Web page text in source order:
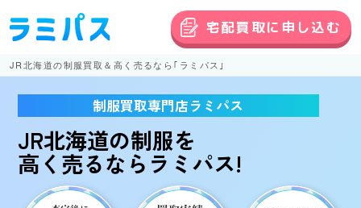
JR北海道の制服買取＆高く売るなら｢ラミパス｣
宅配買取に申し込む
制服買取専門店ラミパス
JR北海道の制服を
高く売るならラミパス!